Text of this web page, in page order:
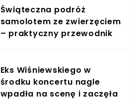
Świąteczna podróż
samolotem ze zwierzęciem
– praktyczny przewodnik
Eks Wiśniewskiego w
środku koncertu nagle
wpadła na scenę i zaczęła